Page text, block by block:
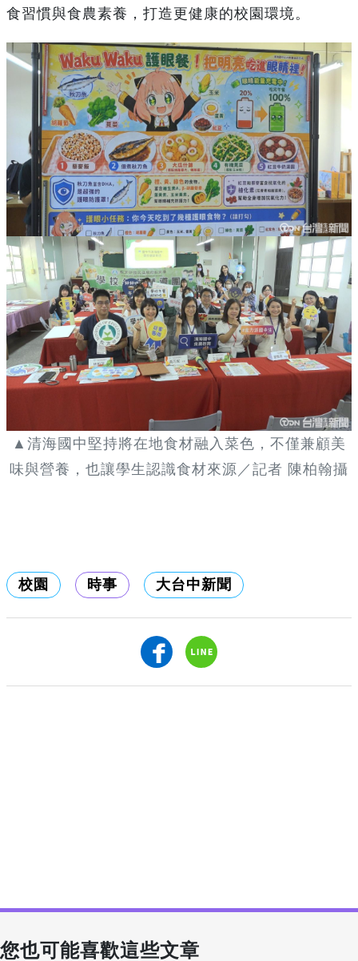
食習慣與食農素養，打造更健康的校園環境。
▲清海國中堅持將在地食材融入菜色，不僅兼顧美
味與營養，也讓學生認識食材來源／記者 陳柏翰攝
校園 時事 大台中新聞
您也可能喜歡這些文章